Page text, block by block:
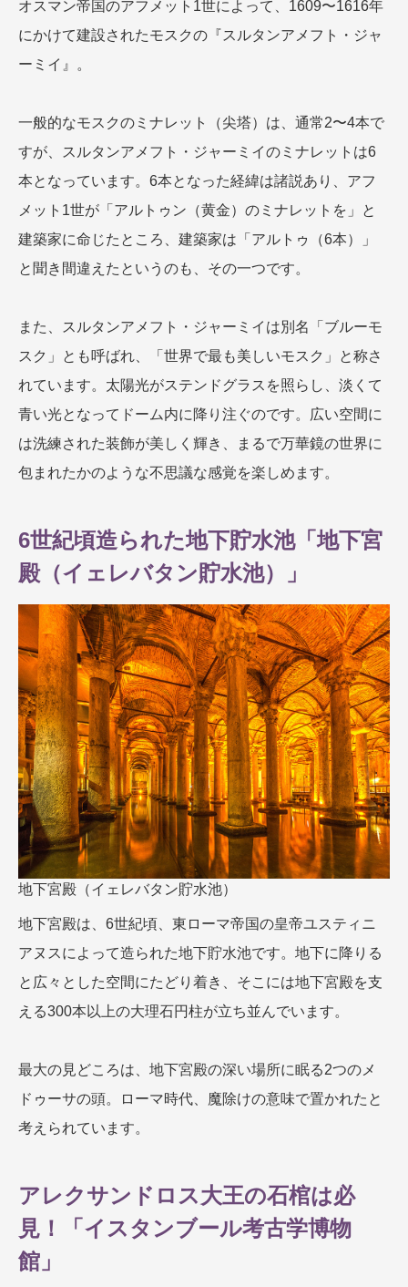
オスマン帝国のアフメット1世によって、1609〜1616年
にかけて建設されたモスクの『スルタンアメフト・ジャ
ーミイ』。
一般的なモスクのミナレット（尖塔）は、通常2〜4本で
すが、スルタンアメフト・ジャーミイのミナレットは6
本となっています。6本となった経緯は諸説あり、アフ
メット1世が「アルトゥン（黄金）のミナレットを」と
建築家に命じたところ、建築家は「アルトゥ（6本）」
と聞き間違えたというのも、その一つです。
また、スルタンアメフト・ジャーミイは別名「ブルーモ
スク」とも呼ばれ、「世界で最も美しいモスク」と称さ
れています。太陽光がステンドグラスを照らし、淡くて
青い光となってドーム内に降り注ぐのです。広い空間に
は洗練された装飾が美しく輝き、まるで万華鏡の世界に
包まれたかのような不思議な感覚を楽しめます。
6世紀頃造られた地下貯水池「地下宮
殿（イェレバタン貯水池）」
地下宮殿（イェレバタン貯水池）
地下宮殿は、6世紀頃、東ローマ帝国の皇帝ユスティニ
アヌスによって造られた地下貯水池です。地下に降りる
と広々とした空間にたどり着き、そこには地下宮殿を支
える300本以上の大理石円柱が立ち並んでいます。
最大の見どころは、地下宮殿の深い場所に眠る2つのメ
ドゥーサの頭。ローマ時代、魔除けの意味で置かれたと
考えられています。
アレクサンドロス大王の石棺は必
見！「イスタンブール考古学博物
館」